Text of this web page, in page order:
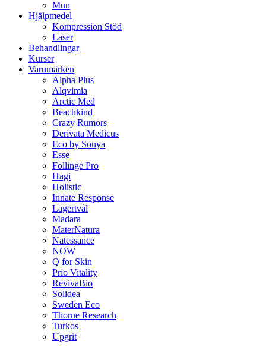
Mun
Hjälpmedel
Kompression Stöd
Laser
Behandlingar
Kurser
Varumärken
Alpha Plus
Alqvimia
Arctic Med
Beachkind
Crazy Rumors
Derivata Medicus
Eco by Sonya
Esse
Föllinge Pro
Hagi
Holistic
Innate Response
Lagertvål
Madara
MaterNatura
Natessance
NOW
Q for Skin
Prio Vitality
RevivaBio
Solidea
Sweden Eco
Thorne Research
Turkos
Upgrit